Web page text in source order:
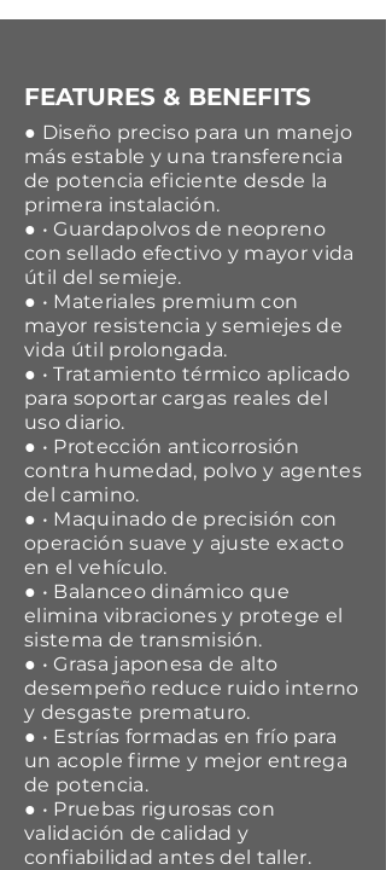
FEATURES & BENEFITS
● Diseño preciso para un manejo
más estable y una transferencia
de potencia eficiente desde la
primera instalación.
● • Guardapolvos de neopreno
con sellado efectivo y mayor vida
útil del semieje.
● • Materiales premium con
mayor resistencia y semiejes de
vida útil prolongada.
● • Tratamiento térmico aplicado
para soportar cargas reales del
uso diario.
● • Protección anticorrosión
contra humedad, polvo y agentes
del camino.
● • Maquinado de precisión con
operación suave y ajuste exacto
en el vehículo.
● • Balanceo dinámico que
elimina vibraciones y protege el
sistema de transmisión.
● • Grasa japonesa de alto
desempeño reduce ruido interno
y desgaste prematuro.
● • Estrías formadas en frío para
un acople firme y mejor entrega
de potencia.
● • Pruebas rigurosas con
validación de calidad y
confiabilidad antes del taller.